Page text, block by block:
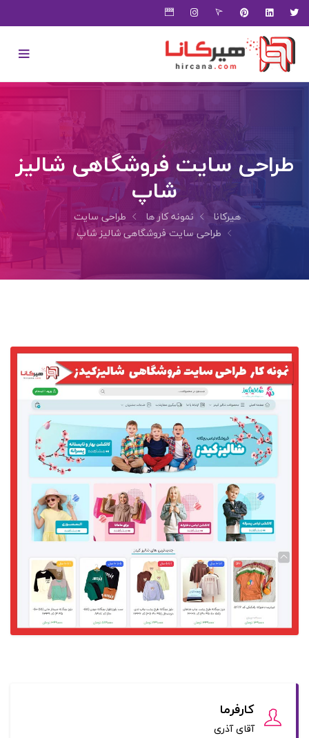
طراحی سایت فروشگاهی شالیز
شاپ
هیرکانا نمونه کار ها
طراحی سایت
طراحی سایت فروشگاهی شالیز شاپ
کارفرما
آقای آذری